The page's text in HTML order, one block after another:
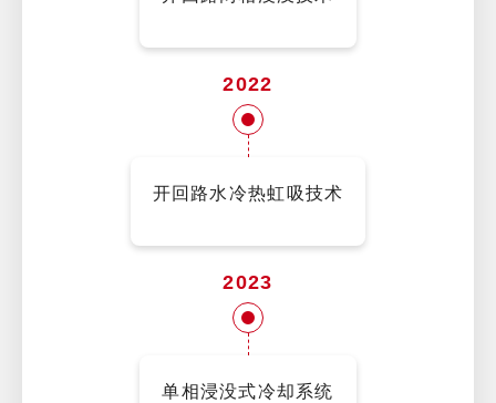
2022
开回路水冷热虹吸技术
2023
单相浸没式冷却系统